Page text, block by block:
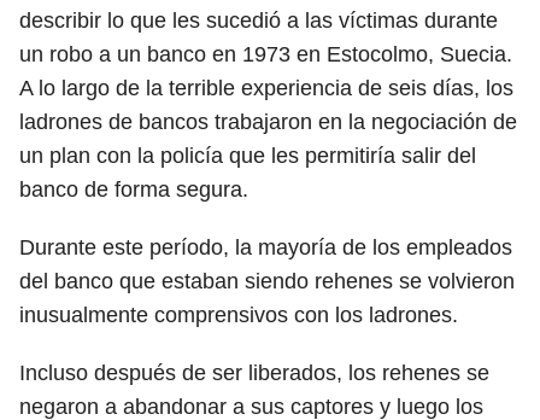
describir lo que les sucedió a las víctimas durante
un robo a un banco en 1973 en Estocolmo, Suecia.
A lo largo de la terrible experiencia de seis días, los
ladrones de bancos trabajaron en la negociación de
un plan con la policía que les permitiría salir del
banco de forma segura.
Durante este período, la mayoría de los empleados
del banco que estaban siendo rehenes se volvieron
inusualmente comprensivos con los ladrones.
Incluso después de ser liberados, los rehenes se
negaron a abandonar a sus captores y luego los